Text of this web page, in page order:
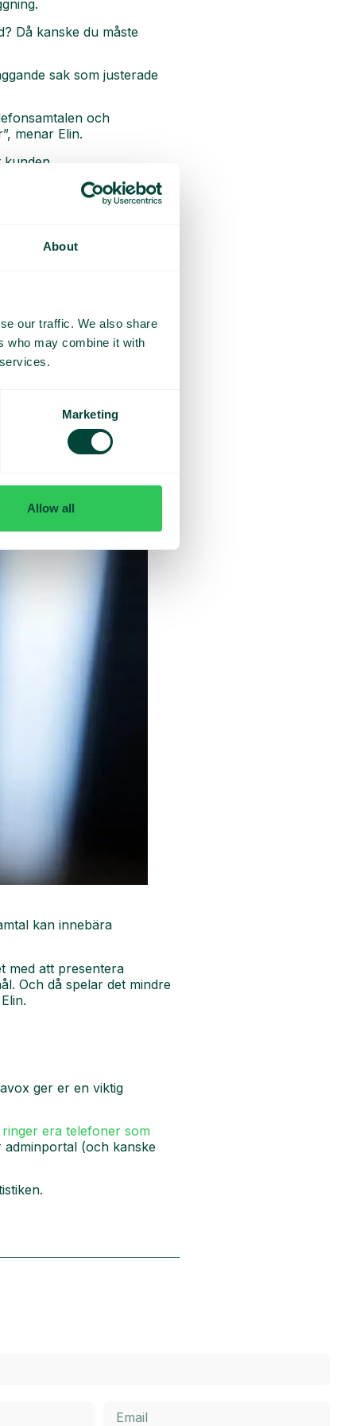
About
our traffic. We also share
who may combine it with
Marketing
Allow all
Då kanske du måste
sak som justerade
och
menar Elin.
kommer att ge resultat”,
medarbetares
kan innebära
med att presentera
Och då spelar det mindre
ger er en viktig
ringer era telefoner som
(och kanske